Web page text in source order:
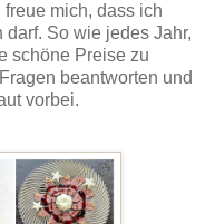
mich, dass ich
So wie jedes Jahr,
schöne Preise zu
beantworten und
vorbei.